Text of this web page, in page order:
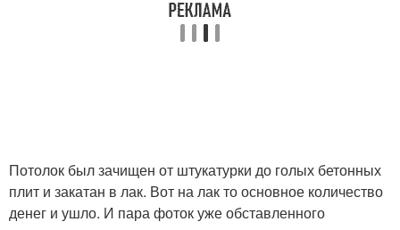
Потолок был зачищен от штукатурки до голых бетонных
плит и закатан в лак. Вот на лак то основное количество
денег и ушло. И пара фоток уже обставленного